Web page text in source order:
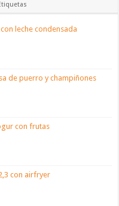
leche condensada
de puerro y champiñones
con frutas
con airfryer